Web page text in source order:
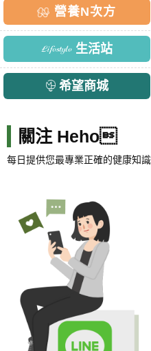
營養N次方
生活站
希望商城
關注 Heho
每日提供您最專業正確的健康知識